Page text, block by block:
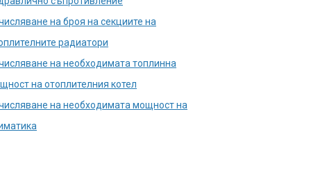
тоалетна
в държавни
кабина
на броя на секциите на
радиатори
на необходимата топлинна
на отоплителния котел
на необходимата мощност на